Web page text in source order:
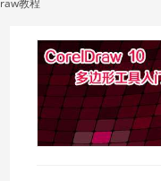
教程